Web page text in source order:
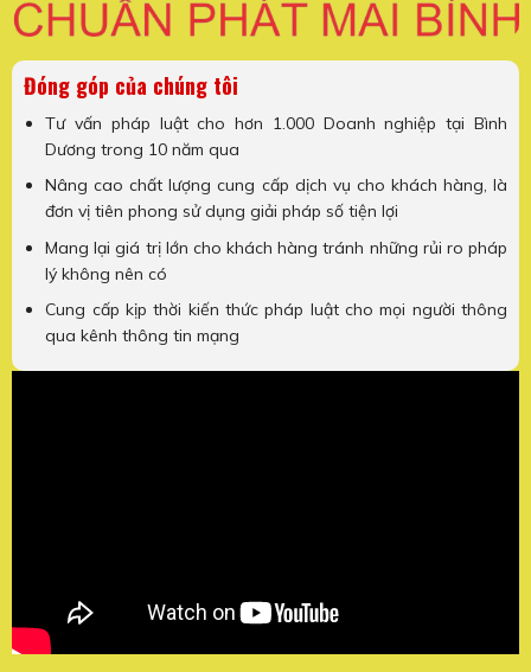
Đóng góp của chúng tôi
Tư vấn pháp luật cho hơn 1.000 Doanh nghiệp tại Bình
Dương trong 10 năm qua
Nâng cao chất lượng cung cấp dịch vụ cho khách hàng, là
đơn vị tiên phong sử dụng giải pháp số tiện lợi
Mang lại giá trị lớn cho khách hàng tránh những rủi ro pháp
lý không nên có
Cung cấp kịp thời kiến thức pháp luật cho mọi người thông
qua kênh thông tin mạng